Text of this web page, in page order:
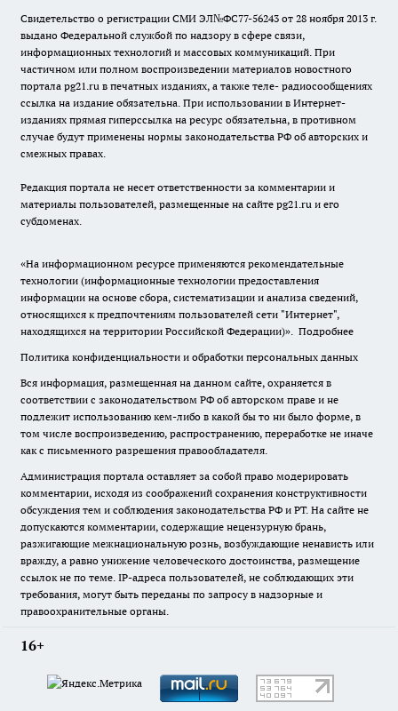
Свидетельство о регистрации СМИ ЭЛ№ФС77-56243 от 28 ноября 2013 г.
выдано Федеральной службой по надзору в сфере связи,
информационных технологий и массовых коммуникаций. При
частичном или полном воспроизведении материалов новостного
портала pg21.ru в печатных изданиях, а также теле- радиосообщениях
ссылка на издание обязательна. При использовании в Интернет-
изданиях прямая гиперссылка на ресурс обязательна, в противном
случае будут применены нормы законодательства РФ об авторских и
смежных правах.
Редакция портала не несет ответственности за комментарии и
материалы пользователей, размещенные на сайте pg21.ru и его
субдоменах.
«На информационном ресурсе применяются рекомендательные
технологии (информационные технологии предоставления
информации на основе сбора, систематизации и анализа сведений,
относящихся к предпочтениям пользователей сети "Интернет",
находящихся на территории Российской Федерации)». Подробнее
Политика конфиденциальности и обработки персональных данных
Вся информация, размещенная на данном сайте, охраняется в
соответствии с законодательством РФ об авторском праве и не
подлежит использованию кем-либо в какой бы то ни было форме, в
том числе воспроизведению, распространению, переработке не иначе
как с письменного разрешения правообладателя.
Администрация портала оставляет за собой право модерировать
комментарии, исходя из соображений сохранения конструктивности
обсуждения тем и соблюдения законодательства РФ и РТ. На сайте не
допускаются комментарии, содержащие нецензурную брань,
разжигающие межнациональную рознь, возбуждающие ненависть или
вражду, а равно унижение человеческого достоинства, размещение
ссылок не по теме. IP-адреса пользователей, не соблюдающих эти
требования, могут быть переданы по запросу в надзорные и
правоохранительные органы.
16+